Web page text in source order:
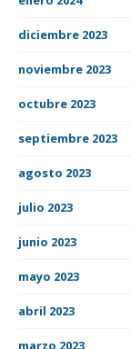
diciembre 2023
noviembre 2023
octubre 2023
septiembre 2023
agosto 2023
julio 2023
junio 2023
mayo 2023
abril 2023
marzo 2023